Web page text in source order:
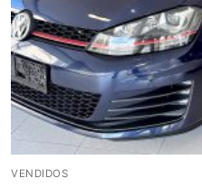
VENDIDOS